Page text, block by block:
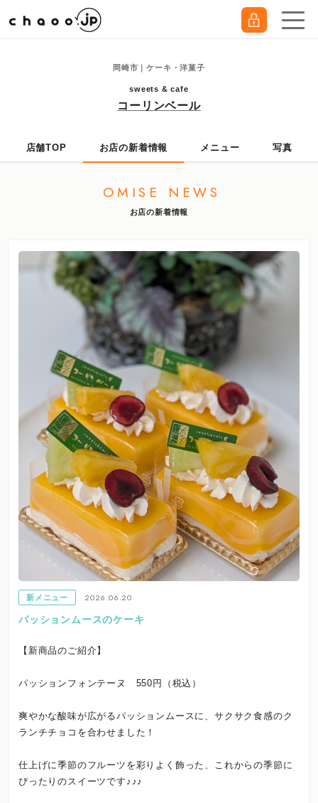
岡崎市｜ケーキ・洋菓子
sweets & cafe
コーリンベール
店舗TOP お店の新着情報 メニュー 写真
OMISE NEWS
お店の新着情報
新メニュー
2026.06.20
パッションムースのケーキ
【新商品のご紹介】
パッションフォンテーヌ 550円（税込）
爽やかな酸味が広がるパッションムースに、サクサク食感のク
ランチチョコを合わせました！
仕上げに季節のフルーツを彩りよく飾った、これからの季節に
ぴったりのスイーツです♪♪♪